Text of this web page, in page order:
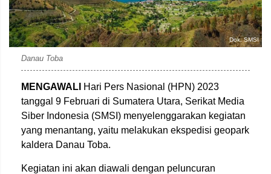
Dok. SMSI
Danau Toba
MENGAWALI Hari Pers Nasional (HPN) 2023
tanggal 9 Februari di Sumatera Utara, Serikat Media
Siber Indonesia (SMSI) menyelenggarakan kegiatan
yang menantang, yaitu melakukan ekspedisi geopark
kaldera Danau Toba.
Kegiatan ini akan diawali dengan peluncuran